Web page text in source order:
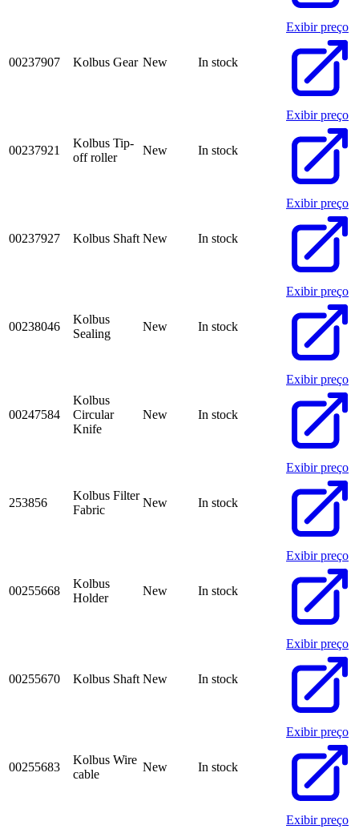
00237907 Kolbus Gear New In stock
Exibir preço
00237921
Kolbus Tip-
off roller
New In stock
Exibir preço
00237927 Kolbus Shaft New In stock
Exibir preço
00238046
Kolbus
Sealing
New In stock
Exibir preço
00247584
Kolbus
Circular
Knife
New In stock
Exibir preço
253856
Kolbus Filter
Fabric
New In stock
Exibir preço
00255668
Kolbus
Holder
New In stock
Exibir preço
00255670 Kolbus Shaft New In stock
Exibir preço
00255683
Kolbus Wire
cable
New In stock
Exibir preço
Exibir preço